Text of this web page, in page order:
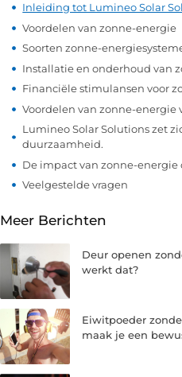
Inleiding tot Lumineo Solar
Voordelen van zonne-energie
Soorten zonne-
Installatie en onderhoud van
Financiële stimulansen voor
Voordelen van zonne-energie
Lumineo Solar Solutions zet
duurzaamheid.
De impact van zonne-
Veelgestelde vragen
Meer Berichten
Deur openen
werkt dat?
Eiwitpoeder
maak je een